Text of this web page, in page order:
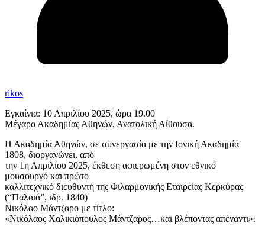
rikos
Εγκαίνια: 10 Απριλίου 2025, ώρα 19.00
Μέγαρο Ακαδημίας Αθηνών, Ανατολική Αίθουσα.
Η Ακαδημία Αθηνών, σε συνεργασία με την Ιονική Ακαδημία
1808, διοργανώνει, από
την 1η Απριλίου 2025, έκθεση αφιερωμένη στον εθνικό
μουσουργό και πρώτο
καλλιτεχνικό διευθυντή της Φιλαρμονικής Εταιρείας Κερκύρας
(“Παλαιά”, ιδρ. 1840)
Νικόλαο Μάντζαρο με τίτλο:
«Νικόλαος Χαλικιόπουλος Μάντζαρος…και βλέποντας απέναντι».